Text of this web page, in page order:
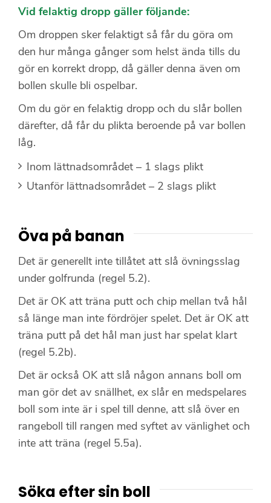
Vid felaktig dropp gäller följande:
Om droppen sker felaktigt så får du göra om
den hur många gånger som helst ända tills du
gör en korrekt dropp, då gäller denna även om
bollen skulle bli ospelbar.
Om du gör en felaktig dropp och du slår bollen
därefter, då får du plikta beroende på var bollen
låg.
Inom lättnadsområdet – 1 slags plikt
Utanför lättnadsområdet – 2 slags plikt
Öva på banan
Det är generellt inte tillåtet att slå övningsslag
under golfrunda (regel 5.2).
Det är OK att träna putt och chip mellan två hål
så länge man inte fördröjer spelet. Det är OK att
träna putt på det hål man just har spelat klart
(regel 5.2b).
Det är också OK att slå någon annans boll om
man gör det av snällhet, ex slår en medspelares
boll som inte är i spel till denne, att slå över en
rangeboll till rangen med syftet av vänlighet och
inte att träna (regel 5.5a).
Söka efter sin boll